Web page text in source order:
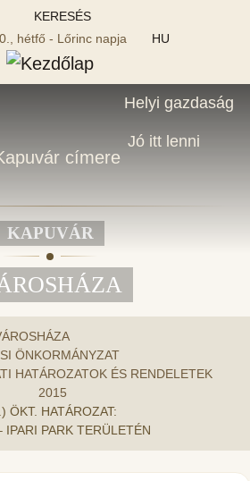
KERESÉS
hétfő - Lőrinc napja
HU
Helyi gazdaság
Jó itt lenni
KAPUVÁR
ÖNKORMÁNYZAT
HATÁROZATOK ÉS RENDELETEK
2015
ÖKT. HATÁROZAT:
PARK TERÜLETÉN